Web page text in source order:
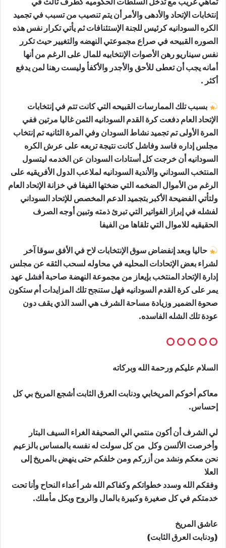
إنتخابات الإتحاد والأدهى والأمر أن يتم تنصيب من تسبب في تجميد
الكره السودانيه كرئيس للجنة الإستئنافات ثم يأتي تكرار نفس هذه
الصوره القبيحه في صراع مجموعتي النهضه والتغيير حيث تكرر
نفس سيناريو رهن الأصوات الإنتخابيه للمال على الرغم من أنها
أمانه يجب أن تعطى للأحق والأجدر والأكفأ وليست رهنا لمن يدفع
أكثر .
بسبب تلك الممارسات القبيحه التي كانت تتم في إنتخابات
الإتحاد العام دفعت كرة القدم السودانيه الثمن غاليا مرتين ففي
المرة الأولى تم تجميد نشاط السودان وفي المرة الثانيه تم إنتخاب
مجلس إداره فاسد وفاشل كانت نتيجة تربعه على عرش الكره
السودانيه أن خرجت كل أستادات السودان عن الخدمه ليتسول
المنتخب السوداني والأندية السودانيه لملاعب الدول الأفريقيه على
الرغم من الأموال الضخمه التي ضختها الفيفا في خزانة الإتحاد العام
ولتأتي الفضيحة الأكبر بتجميد الدعم المخصص للإتحاد السوداني
لفشله في إبراز الفواتير التي تبرئ ذمته وتبين أوجه الصرف
الحقيقيه للاموال التي تلقاها من الفيفا
حاليا وبعد إنفضاض سوق الإنتخابات لاح في الأفق سوقا آخر
لشراء بعض الإتحادات المحليه في محاوله لسحب الثقه عن مجلس
إدارة الإتحاد المنتخب بإيعاز من مجموعة النهضة صاحبة أفشل عهد
يمر على كرة القدم السودانيه فهل ستنجح تلك المزايدات أم ستكون
صحوة الضمير وزيادة مساحة الشرف هي السد الذي يقف دون
عودة تلك الشله الفاسده.
السلام عليكم ورحمة الله وبركاته
معاكم أخوكم المريخابي ودنابت العرق الثابت أشجع المريخ بي كل
إحساس.
لي الشرف أن أكون منتمي الي الصحيفة الغراء السيف البتار
وأخرصت الألسن وكل من كل سولت له نفسه بالمساس بالزعيم
نحن معكم ونشد من أزركم ومن خلفكم حتى ينهض بالمريخ إلى
العلا
وفقكم الله وسدد خطواتكم وكفاكم الله شر أعداء النحاح وأنا تحت
خدمتكم في كل صغيرة وكبيرة بالمال والروح وبكل مأملك.
عاشق المريخ
(ودنابت العرق الثابت)